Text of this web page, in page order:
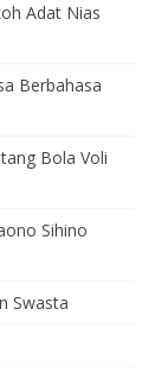
Adat Nias
Berbahasa
Bola Voli
Sihino
Swasta